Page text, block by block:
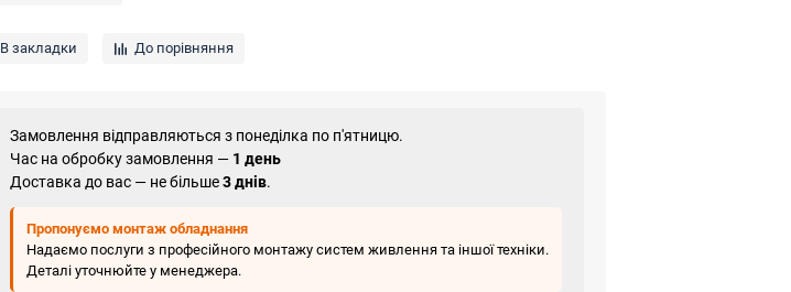
В закладки До порівняння
Замовлення відправляються з понеділка по п'ятницю.
Час на обробку замовлення — 1 день
Доставка до вас — не більше3 днів.
Пропонуємо монтаж обладнання
Надаємо послуги з професійного монтажу систем живлення та іншої техніки.
Деталі уточнюйте у менеджера.